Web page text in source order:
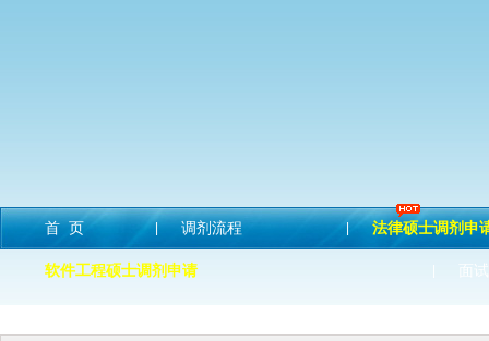
首 页 | 调剂流程 | 法律硕士调剂申
软件工程硕士调剂申请 面